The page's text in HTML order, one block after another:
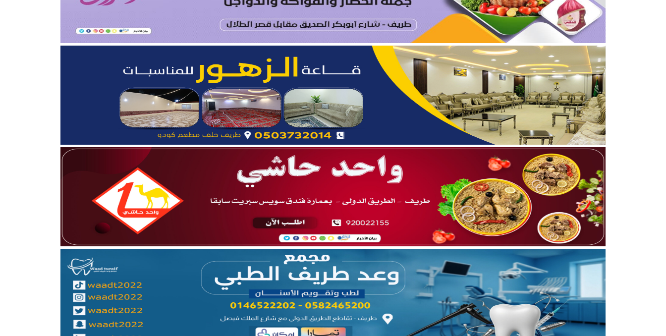
04/08/2026برعاية أمير الحدود الشمالية.. نائب أمير المنطقة يدشّن فعاليات “صيفنا شمالي 2026”
03/08/2026جمعية مجيد لتحفيظ القرآن بطريف تعلن إحصائية الأسبوع الرابع من الدورة الصيفية “ربيع القلوب”
05/08/2026بالفيديو والصور .. نادي أيتام طريف ينظم برنامجًا قيميًا عن التعاون والعمل الجماعي